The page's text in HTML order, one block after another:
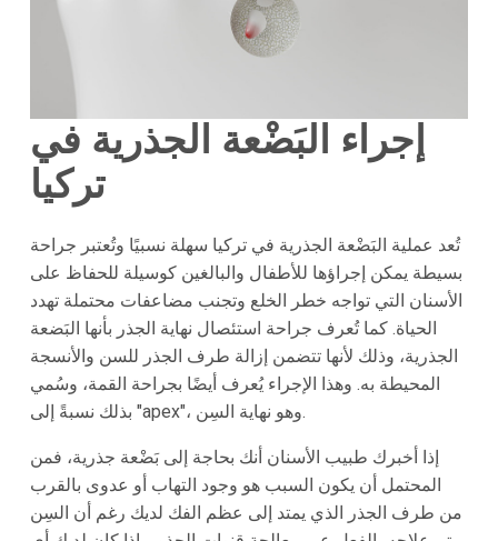
إجراء البَضْعة الجذرية في
تركيا
تُعد عملية البَضْعة الجذرية في تركيا سهلة نسبيًا وتُعتبر جراحة
بسيطة يمكن إجراؤها للأطفال والبالغين كوسيلة للحفاظ على
الأسنان التي تواجه خطر الخلع وتجنب مضاعفات محتملة تهدد
الحياة. كما تُعرف جراحة استئصال نهاية الجذر بأنها البَضعة
الجذرية، وذلك لأنها تتضمن إزالة طرف الجذر للسن والأنسجة
المحيطة به. وهذا الإجراء يُعرف أيضًا بجراحة القمة، وسُمي
بذلك نسبةً إلى "apex"، وهو نهاية السِن.
إذا أخبرك طبيب الأسنان أنك بحاجة إلى بَضْعة جذرية، فمن
المحتمل أن يكون السبب هو وجود التهاب أو عدوى بالقرب
من طرف الجذر الذي يمتد إلى عظم الفك لديك رغم أن السِن